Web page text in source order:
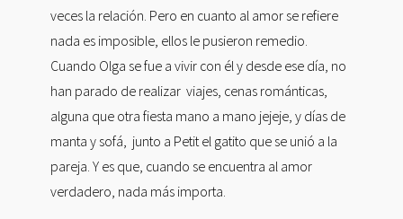
veces la relación. Pero en cuanto al amor se refiere
nada es imposible, ellos le pusieron remedio.
Cuando Olga se fue a vivir con él y desde ese día, no
han parado de realizar viajes, cenas románticas,
alguna que otra fiesta mano a mano jejeje, y días de
manta y sofá, junto a Petit el gatito que se unió a la
pareja. Y es que, cuando se encuentra al amor
verdadero, nada más importa.